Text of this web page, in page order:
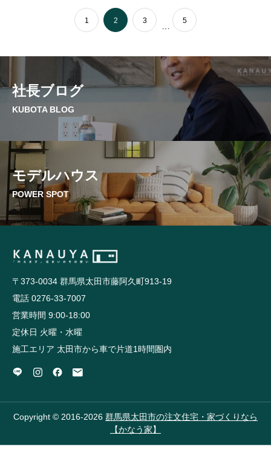
1 2 3 5
社長ブログ
KUBOTA BLOG
モデルハウス
POWER SPOT
〒373-0034 群馬県太田市藤阿久町913-19
電話 0276-33-7007
営業時間 9:00-18:00
定休日 火曜・水曜
施工エリア 太田市から車で片道1時間圏内
Copyright © 2016-2026 群馬県太田市の注文住宅・家づくりなら
【かなう家】